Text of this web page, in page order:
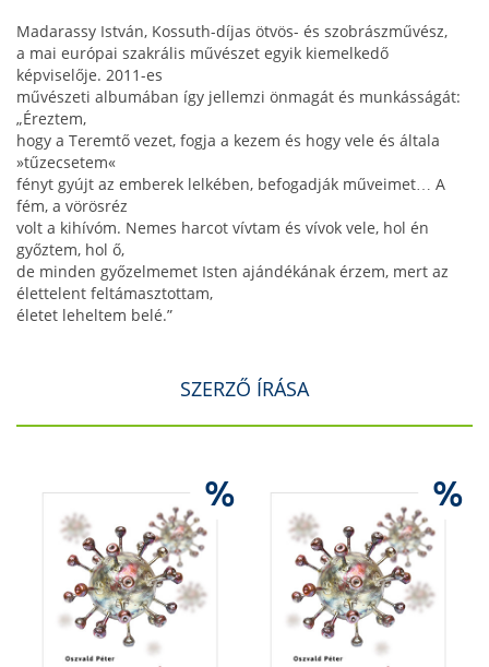
Madarassy István, Kossuth-díjas ötvös- és szobrászművész,
a mai európai szakrális művészet egyik kiemelkedő
képviselője. 2011-es
művészeti albumában így jellemzi önmagát és munkásságát:
„Éreztem,
hogy a Teremtő vezet, fogja a kezem és hogy vele és általa
»tűzecsetem«
fényt gyújt az emberek lelkében, befogadják műveimet… A
fém, a vörösréz
volt a kihívóm. Nemes harcot vívtam és vívok vele, hol én
győztem, hol ő,
de minden győzelmemet Isten ajándékának érzem, mert az
élettelent feltámasztottam,
életet leheltem belé.”
SZERZŐ ÍRÁSA
% %